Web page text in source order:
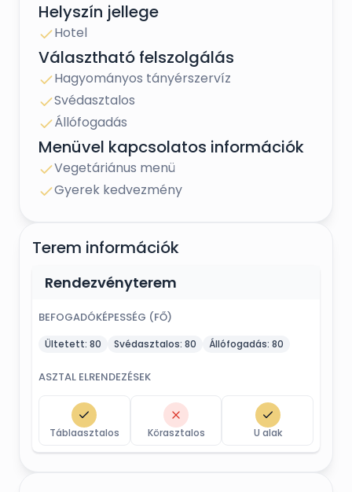
Helyszín jellege
Hotel
Választható felszolgálás
Hagyományos tányérszervíz
Svédasztalos
Állófogadás
Menüvel kapcsolatos információk
Vegetáriánus menü
Gyerek kedvezmény
Terem információk
Rendezvényterem
BEFOGADÓKÉPESSÉG (FŐ)
Ültetett: 80 Svédasztalos: 80 Állófogadás: 80
ASZTAL ELRENDEZÉSEK
Táblaasztalos Körasztalos U alak